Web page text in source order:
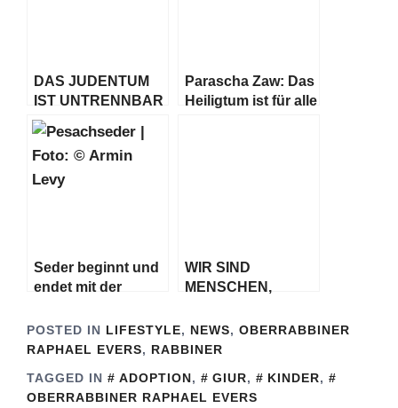
DAS JUDENTUM
IST UNTRENNBAR
MIT DEM
GELOBTEN LAND
VERBUNDEN
Parascha Zaw: Das
Heiligtum ist für alle
Seder beginnt und
endet mit der
Bildung unserer
Kinder
WIR SIND
MENSCHEN,
POSTED IN LIFESTYLE, NEWS, OBERRABBINER
RAPHAEL EVERS, RABBINER
TAGGED IN
ADOPTION, GIUR, KINDER,
OBERRABBINER RAPHAEL EVERS